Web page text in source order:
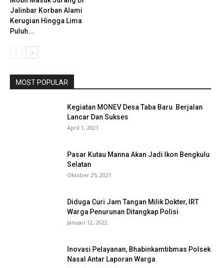
Jalinbar Korban Alami
Kerugian Hingga Lima
Puluh...
MOST POPULAR
Kegiatan MONEV Desa Taba Baru Berjalan
Lancar Dan Sukses
April 1, 2021
Pasar Kutau Manna Akan Jadi Ikon Bengkulu
Selatan
Oktober 25, 2021
Diduga Curi Jam Tangan Milik Dokter, IRT
Warga Penurunan Ditangkap Polisi
Januari 12, 2022
Inovasi Pelayanan, Bhabinkamtibmas Polsek
Nasal Antar Laporan Warga